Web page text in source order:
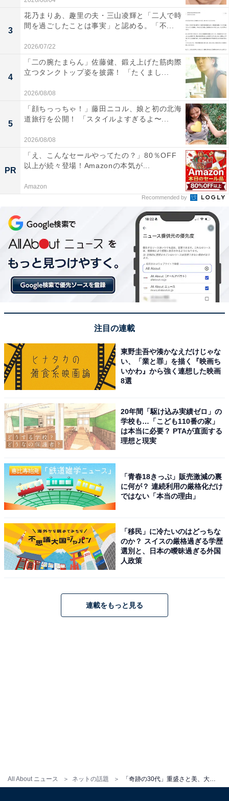
All About ニュース ネットの話題
3
花乃まりあ、趣里の夫・三山凌輝と「二人で時
間を過ごしたことは事実」と認める。「不...
2026/07/22
4
「二の腕たまらん」佐藤健、鍛え上げた筋肉際
立つタンクトップ姿を披露！ 「たくまし...
2026/08/08
5
「顔ちっっちゃ！」藤田ニコル、娘と初の北海
道旅行を公開！ 「スタイルよすぎるよ〜...
2026/08/08
PR
「え、こんなセールやってたの？」80％OFF
以上が続々登場！Amazonの本気が...
Amazon
Recommended by
注目の連載
東野圭吾や湊かなえだけじゃな
い、「業と罪」を描く『映画ち
いかわ』から強く連想した映画
8選
20年間「駆け込み実績ゼロ」の
学校も…「こども110番の家」
は本当に必要？ PTAが直面する
理想と現実
「青春18きっぷ」販売激減の裏
に何が？ 連続利用の厳格化だけ
ではない「本当の理由」
「移民」に冷たいのはどっちな
のか？ スイスの厳格過ぎる学歴
選別と、日本の曖昧過ぎる外国
人政策
連載をもっと見る